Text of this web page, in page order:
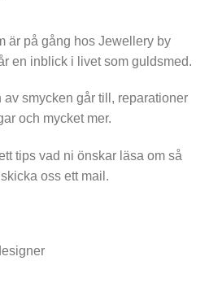
är på gång hos Jewellery by
en inblick i livet som guldsmed.
smycken går till, reparationer
och mycket mer.
tips vad ni önskar läsa om så
oss ett mail.